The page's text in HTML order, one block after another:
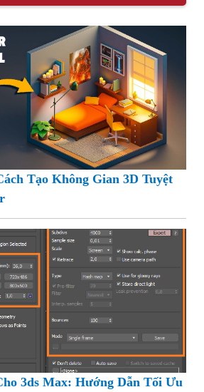
Tạo Không Gian 3D Tuyệt
3ds Max: Hướng Dẫn Tối Ưu